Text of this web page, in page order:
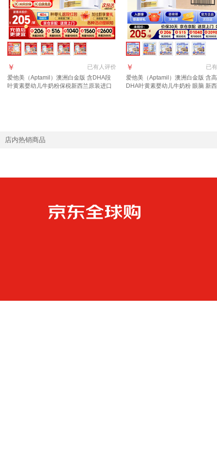
已有人评价
￥
爱他美（Aptamil）澳洲白金版 含DHA段
叶黄素婴幼儿牛奶粉保税新西兰原装进口
已有
￥
爱他美（Aptamil）澳洲白金版 含
DHA叶黄素婴幼儿牛奶粉 眼脑 新
店内热销商品